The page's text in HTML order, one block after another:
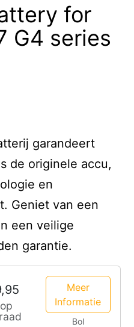
for
G4 series
garandeert
de originele accu,
en
Geniet van een
een veilige
garantie.
op
Meer
Informatie
Bol